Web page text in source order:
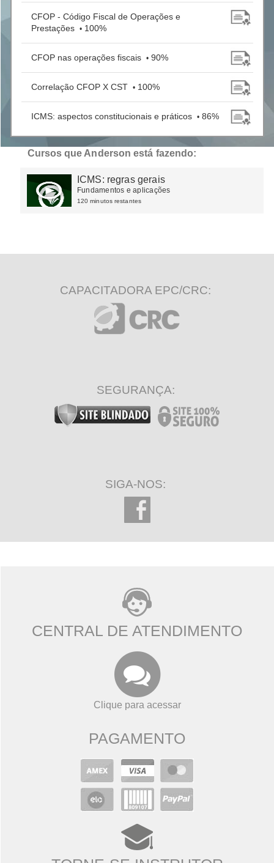
CFOP - Código Fiscal de Operações e
Prestações • 100%
CFOP nas operações fiscais • 90%
Correlação CFOP X CST • 100%
ICMS: aspectos constitucionais e práticos • 86%
Cursos que Anderson está fazendo:
ICMS: regras gerais
Fundamentos e aplicações
120 minutos restantes
CAPACITADORA EPC/CRC:
SEGURANÇA:
SIGA-NOS:
CENTRAL DE ATENDIMENTO
Clique para acessar
PAGAMENTO